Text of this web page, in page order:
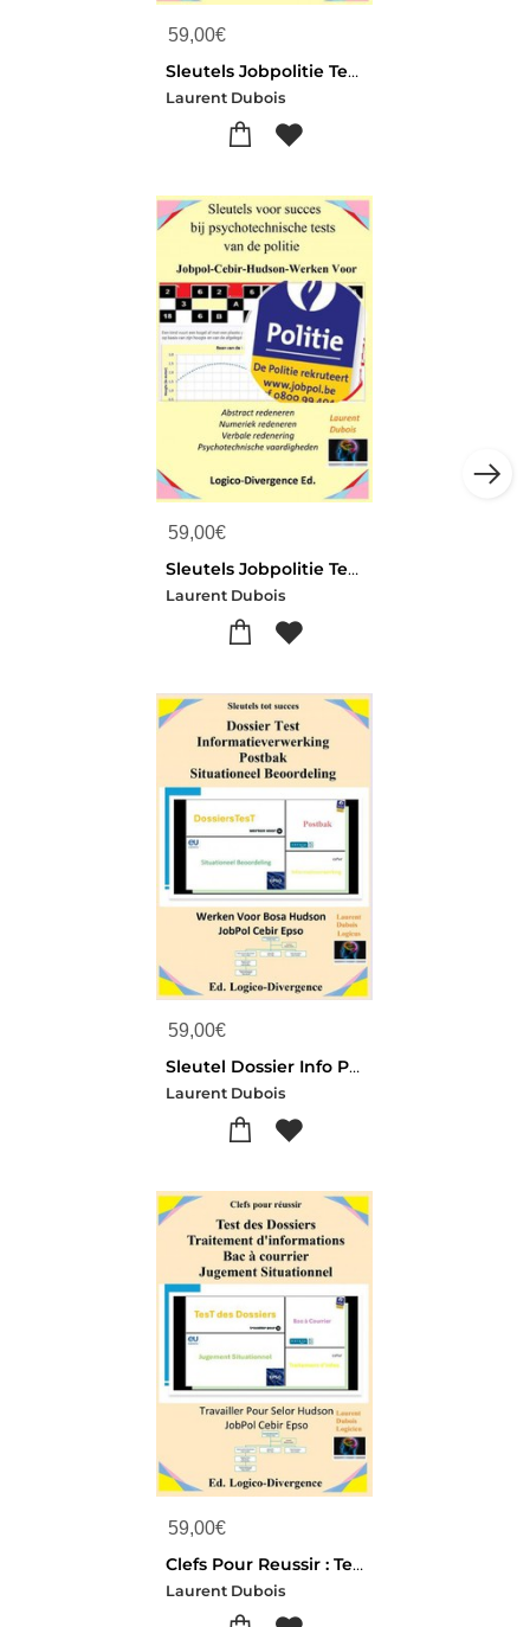
59,00€
Sleutels Jobpolitie Tests Cebir Hudson
Laurent Dubois
59,00€
Sleutels Jobpolitie Tests Cebir Hudson
Laurent Dubois
59,00€
Sleutel Dossier Info Postbak Situatie
Laurent Dubois
59,00€
Clefs Pour Reussir : Tests Des Dossiers, Traitement D'informations, Bac A Courrier, Jugement Situationnel
Laurent Dubois